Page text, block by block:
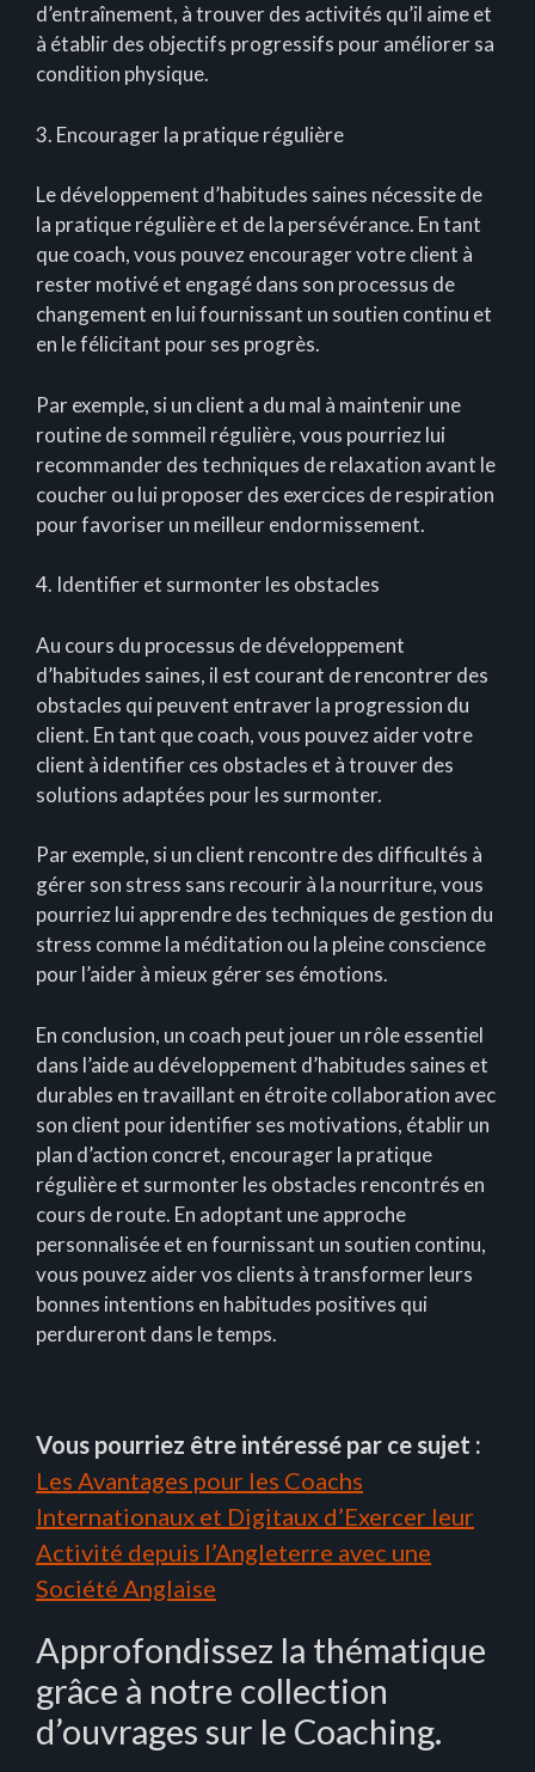
d’entraînement, à trouver des activités qu’il aime et
à établir des objectifs progressifs pour améliorer sa
condition physique.
3. Encourager la pratique régulière
Le développement d’habitudes saines nécessite de
la pratique régulière et de la persévérance. En tant
que coach, vous pouvez encourager votre client à
rester motivé et engagé dans son processus de
changement en lui fournissant un soutien continu et
en le félicitant pour ses progrès.
Par exemple, si un client a du mal à maintenir une
routine de sommeil régulière, vous pourriez lui
recommander des techniques de relaxation avant le
coucher ou lui proposer des exercices de respiration
pour favoriser un meilleur endormissement.
4. Identifier et surmonter les obstacles
Au cours du processus de développement
d’habitudes saines, il est courant de rencontrer des
obstacles qui peuvent entraver la progression du
client. En tant que coach, vous pouvez aider votre
client à identifier ces obstacles et à trouver des
solutions adaptées pour les surmonter.
Par exemple, si un client rencontre des difficultés à
gérer son stress sans recourir à la nourriture, vous
pourriez lui apprendre des techniques de gestion du
stress comme la méditation ou la pleine conscience
pour l’aider à mieux gérer ses émotions.
En conclusion, un coach peut jouer un rôle essentiel
dans l’aide au développement d’habitudes saines et
durables en travaillant en étroite collaboration avec
son client pour identifier ses motivations, établir un
plan d’action concret, encourager la pratique
régulière et surmonter les obstacles rencontrés en
cours de route. En adoptant une approche
personnalisée et en fournissant un soutien continu,
vous pouvez aider vos clients à transformer leurs
bonnes intentions en habitudes positives qui
perdureront dans le temps.
Vous pourriez être intéressé par ce sujet :
Les Avantages pour les Coachs
Internationaux et Digitaux d’Exercer leur
Activité depuis l’Angleterre avec une
Société Anglaise
Approfondissez la thématique
grâce à notre collection
d’ouvrages sur le Coaching.